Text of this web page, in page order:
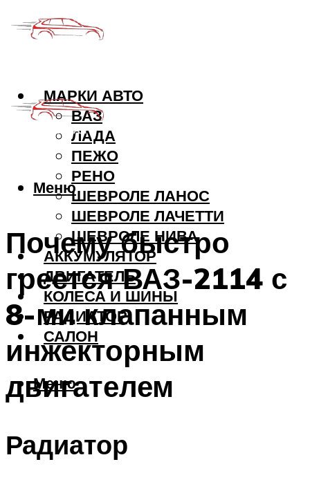
МАРКИ АВТО
ВАЗ
ЛАДА
ПЕЖО
РЕНО
ШЕВРОЛЕ ЛАНОС
ШЕВРОЛЕ ЛАЧЕТТИ
ШЕВРОЛЕ НИВА
АККУМУЛЯТОР
ДВИГАТЕЛЬ
КОЛЕСА И ШИНЫ
РАДИАТОР
САЛОН
Меню
Меню
Почему быстро
греется ВАЗ-2114 с
8-ми клапанным
инжекторным
двигателем
Радиатор